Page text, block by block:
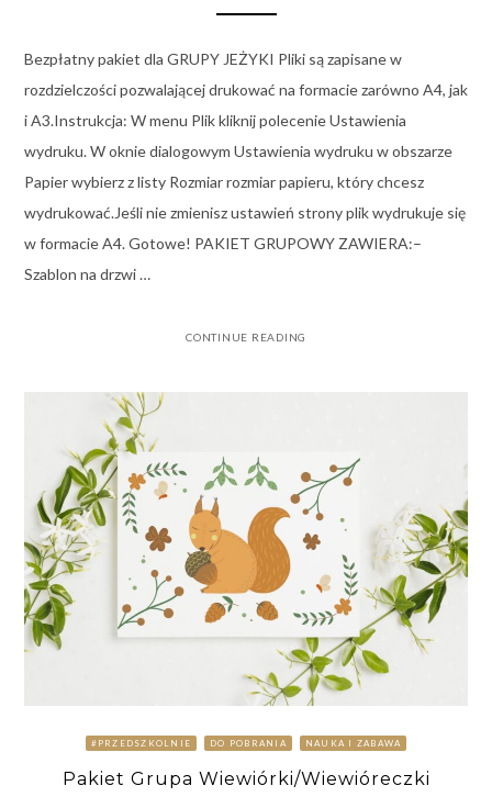
Bezpłatny pakiet dla GRUPY JEŻYKI Pliki są zapisane w
rozdzielczości pozwalającej drukować na formacie zarówno A4, jak
i A3.Instrukcja: W menu Plik kliknij polecenie Ustawienia
wydruku. W oknie dialogowym Ustawienia wydruku w obszarze
Papier wybierz z listy Rozmiar rozmiar papieru, który chcesz
wydrukować.Jeśli nie zmienisz ustawień strony plik wydrukuje się
w formacie A4. Gotowe! PAKIET GRUPOWY ZAWIERA:–
Szablon na drzwi …
CONTINUE READING
#PRZEDSZKOLNIE DO POBRANIA NAUKA I ZABAWA
Pakiet Grupa Wiewiórki/Wiewióreczki